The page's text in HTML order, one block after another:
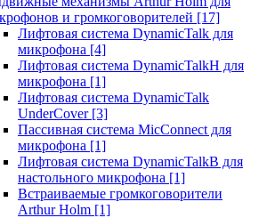
и громкоговорителей [17]
Лифтовая система DynamicTalk для
микрофона [4]
Лифтовая система DynamicTalkH для
микрофона [1]
Лифтовая система DynamicTalk
UnderCover [3]
Пассивная система MicConnect для
микрофона [1]
Лифтовая система DynamicTalkB для
настольного микрофона [1]
Встраиваемые громкоговорители
Arthur Holm [1]